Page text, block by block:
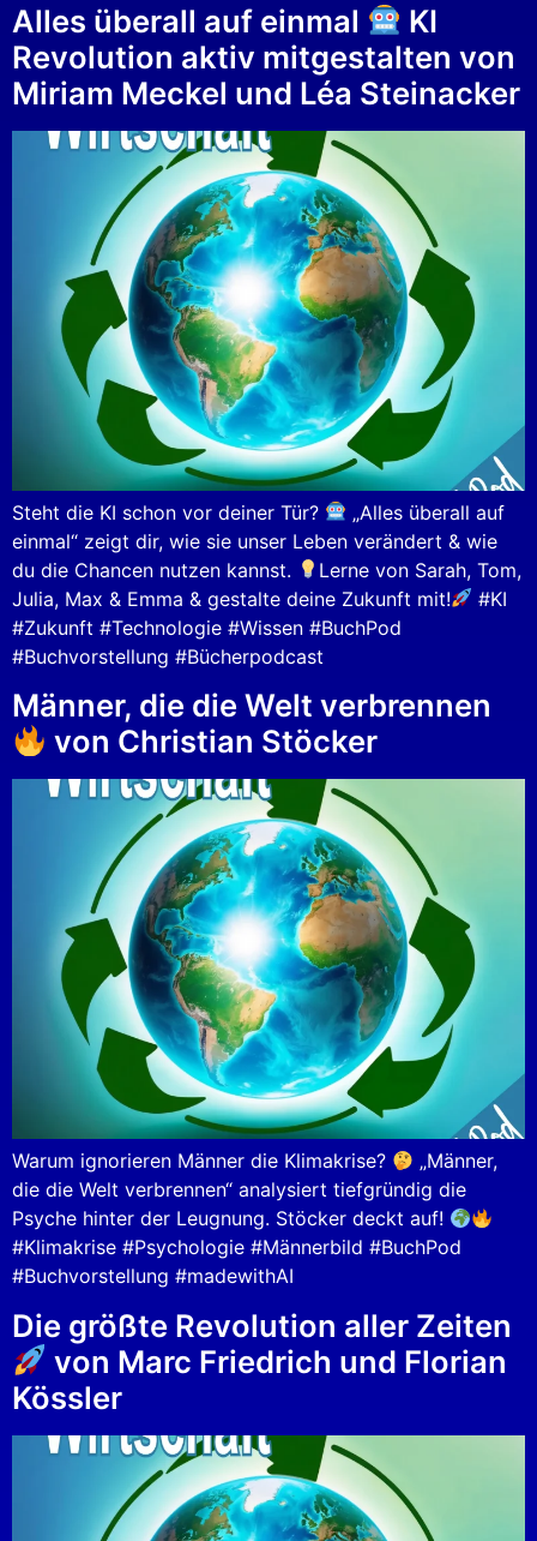
Alles überall auf einmal
KI
Revolution aktiv mitgestalten von
Miriam Meckel und Léa Steinacker
Steht die KI schon vor deiner Tür?
„Alles überall auf
einmal“ zeigt dir, wie sie unser Leben verändert & wie
du die Chancen nutzen kannst.
Lerne von Sarah, Tom,
Julia, Max & Emma & gestalte deine Zukunft mit!
#KI
#Zukunft #Technologie #Wissen #BuchPod
#Buchvorstellung #Bücherpodcast
Männer, die die Welt verbrennen
von Christian Stöcker
Warum ignorieren Männer die Klimakrise?
„Männer,
die die Welt verbrennen“ analysiert tiefgründig die
Psyche hinter der Leugnung. Stöcker deckt auf!
#Klimakrise #Psychologie #Männerbild #BuchPod
#Buchvorstellung #madewithAI
Die größte Revolution aller Zeiten
von Marc Friedrich und Florian
Kössler